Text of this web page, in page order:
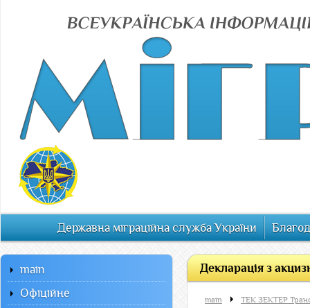
Державна міграційна служба України
Декларація з
main
ТЕК ЗЕКТЕР
main
Офiцiйне